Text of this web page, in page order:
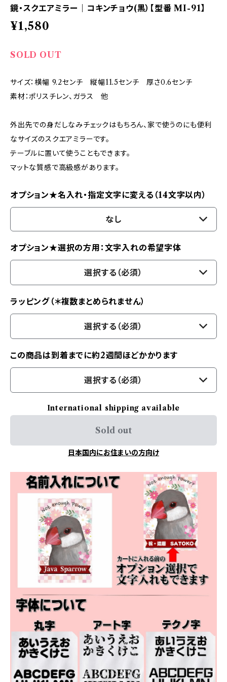
鏡・スクエアミラー｜コキンチョウ(黒）【型番 MI-91】
¥1,580
SOLD OUT
サイズ：横幅 9.2センチ 縦幅11.5センチ 厚さ0.6センチ
素材：ポリスチレン、ガラス 他
外出先での身だしなみチェックはもちろん、家で使うのにも便利
なサイズのスクエアミラーです。
テーブルに置いて使うこともできます。
マットな質感で高級感があります。
オプション★名入れ・指定文字に変える（14文字以内）
なし
オプション★選択の方用：文字入れの希望字体
選択する（必須）
ラッピング（＊複数まとめられません）
選択する（必須）
この商品は到着までに約2週間ほどかかります
選択する（必須）
International shipping available
Sold out
日本国内にお住まいの方向け